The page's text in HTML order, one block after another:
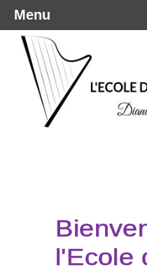
Menu